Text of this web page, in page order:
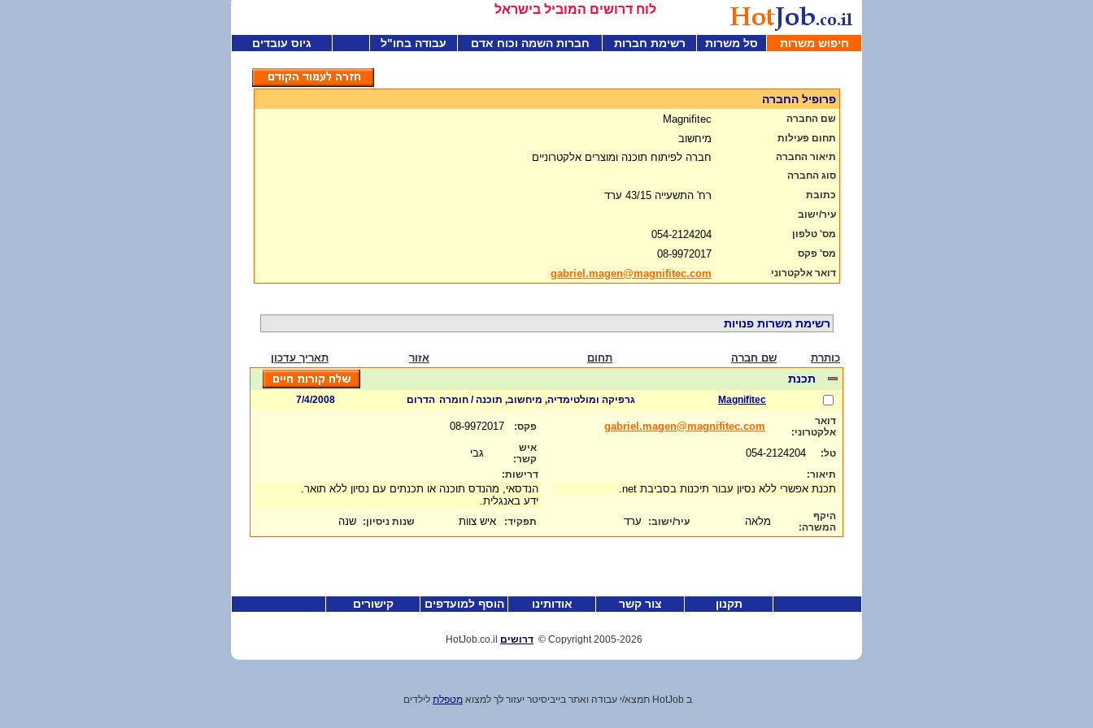
לוח דרושים המוביל בישראל
חיפוש משרות סל משרות רשימת חברות חברות השמה וכוח אדם עבודה בחו"ל גיוס עובדים
פרופיל החברה
שם החברה Magnifitec
תחום פעילות מיחשוב
תיאור החברה חברה לפיתוח תוכנה ומוצרים אלקטרוניים
סוג החברה
כתובת
רח' התשעייה 43/15 ערד
עיר/ישוב
מס' טלפון
054-2124204
מס' פקס 08-9972017
דואר אלקטרוני gabriel.magen@magnifitec.com
רשימת משרות פנויות
כותרת שם חברה תחום אזור תאריך עדכון
תכנת
Magnifitec גרפיקה ומולטימדיה, מיחשוב, תוכנה / חומרה הדרום
7/4/2008
דואר
אלקטרוני:
gabriel.magen@magnifitec.com פקס:
טל:
איש
קשר:
גבי
תיאור:
תכנת אפשרי ללא נסיון עבור תיכנות בסביבת net.
דרישות:
הנדסאי, מהנדס תוכנה או תכנתים עם נסיון ללא תואר.
ידע באנגלית.
היקף
המשרה:
מלאה עיר/ישוב: ערד תפקיד: איש צוות שנות ניסיון: שנה
תקנון צור קשר אודותינו הוסף למועדפים קישורים
Copyright 2005-2026
© דרושים
ב HotJob תמצא /י עבודה ואתר בייביסיטר יעזור לך למצוא מטפלת לילדים